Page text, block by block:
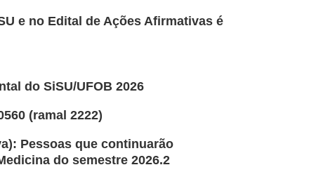
e no Edital de Ações Afirmativas é
do SiSU/UFOB 2026
(ramal 2222)
Pessoas que continuarão
do semestre 2026.2